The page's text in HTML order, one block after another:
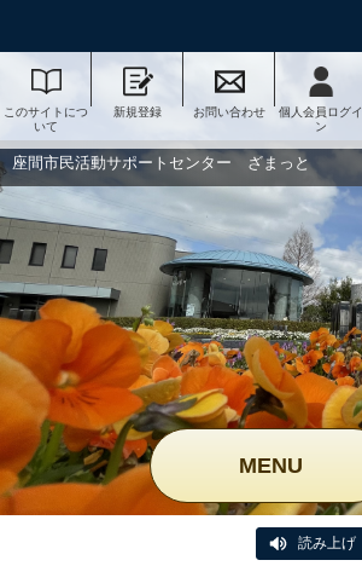
このサイトにつ
いて
新規登録 お問い合わせ
個人会員ログイ
ン
座間市民活動サポートセンター ざまっと
MENU
読み上げ